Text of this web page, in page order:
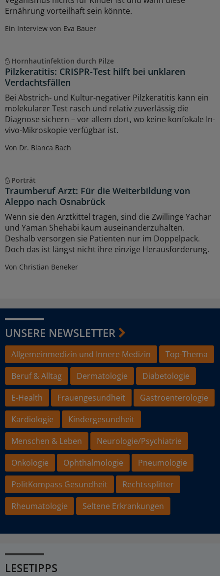
Ernährung vorteilhaft sein könnte.
Ein Interview von Eva Bauer
Hornhautinfektion durch Pilze
Pilzkeratitis: CRISPR-Test hilft bei unklaren
Verdachtsfällen
Bei Abstrich- und Kultur-negativer Pilzkeratitis kann ein
molekularer Test rasch und relativ zuverlässig die
Diagnose sichern – vor allem dort, wo keine konfokale In-
vivo-Mikroskopie verfügbar ist.
Von Dr. Bianca Bach
Porträt
Traumberuf Arzt: Für die Weiterbildung von
Aleppo nach Osnabrück
Wenn sie den Arztkittel tragen, sind die Zwillinge Yachar
und Yaman Shehabi kaum auseinanderzuhalten.
Deshalb versorgen sie Patienten nur im Doppelpack.
Doch das ist längst nicht ihre einzige Herausforderung.
Von Christian Beneker
UNSERE NEWSLETTER
Allgemeinmedizin und Innere Medizin
Top-Thema
Beruf & Alltag
Dermatologie
Diabetologie
E-Health
Frauengesundheit
Gastroenterologie
Kardiologie
Kindergesundheit
Menschen & Leben
Neurologie/Psychiatrie
Onkologie
Ophthalmologie
Pneumologie
PolitKompass Gesundheit
Rechtssplitter
Rheumatologie
Seltene Erkrankungen
LESETIPPS